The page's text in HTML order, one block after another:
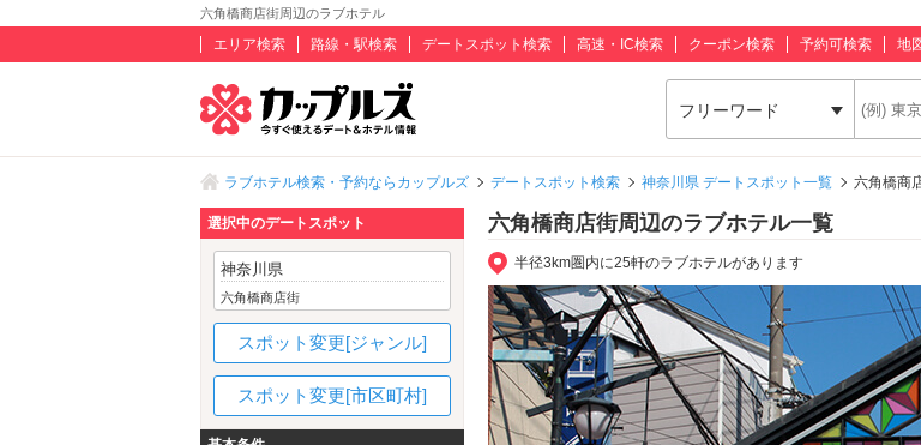
六角橋商店街周辺のラブホテル
エリア検索 路線・駅検索 デートスポット検索 高速・IC検索 クーポン検索 予約可検索 地
フリーワード
ラブホテル検索・予約ならカップルズ デートスポット検索 神奈川県 デートスポット一覧 六角橋商
六角橋商店街周辺のラブホテル一覧
半径3km圏内に25軒のラブホテルがあります
選択中のデートスポット
神奈川県
六角橋商店街
スポット変更[ジャンル]
スポット変更[市区町村]